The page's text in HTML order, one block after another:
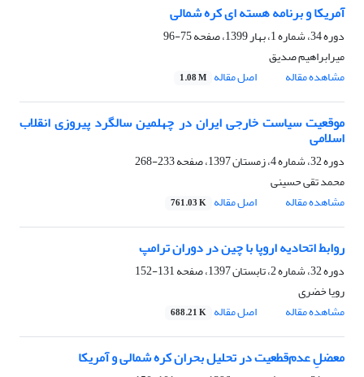
آمریکا و برنامه هسته ای کره شمالی
دوره 34، شماره 1، بهار 1399، صفحه
75-96
میرابراهیم صدیق
مشاهده مقاله
اصل مقاله 1.08 M
موقعیت سیاست خارجی ایران در چهلمین سالگرد پیروزی انقلاب
اسلامی
دوره 32، شماره 4، زمستان 1397، صفحه
233-268
محمد تقی حسینی
مشاهده مقاله
اصل مقاله 761.03 K
روابط اتحادیه اروپا با چین در دوران ترامپ
دوره 32، شماره 2، تابستان 1397، صفحه
131-152
رویا خضری
مشاهده مقاله
اصل مقاله 688.21 K
معضلِ عدم‌قطعیت در تحلیل بحران کره شمالی و آمریکا